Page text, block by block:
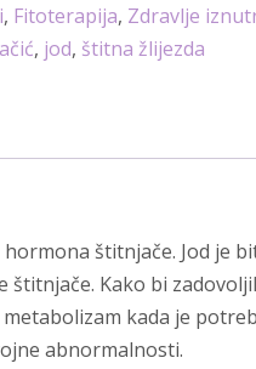
, Fitoterapija, Zdravlje
, jod, štitna žlijezda
štitnjače. Jod je
Kako bi
kada je
abnormalnosti.